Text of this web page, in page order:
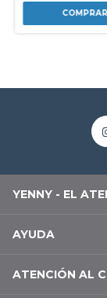
YENNY - EL
AYUDA
ATENCIÓN AL